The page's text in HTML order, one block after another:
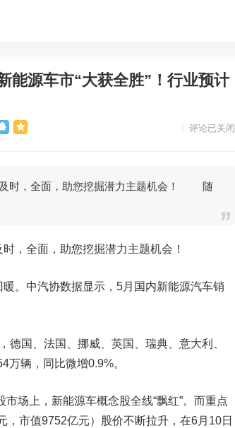
能源车市“大获全胜”！行业预计
评论已关闭
时，全面，助您挖掘潜力主题机会！ 随
全面，助您挖掘潜力主题机会！
。中汽协数据显示，5月国内新能源汽车销
国、法国、挪威、英国、瑞典、意大利、
万辆，同比微增0.9%。
场上，新能源车概念股全线“飘红”。而重点
，市值9752亿元）股价不断拉升，在6月10日